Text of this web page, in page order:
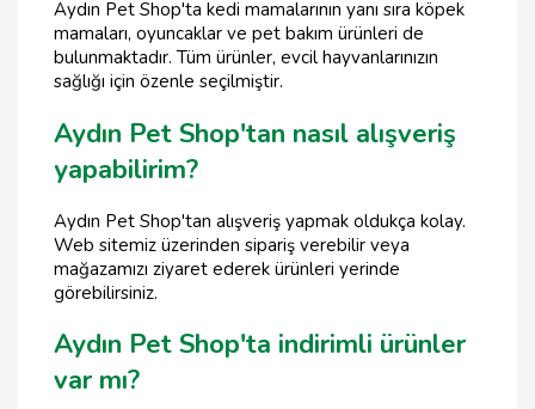
Aydın Pet Shop'ta kedi mamalarının yanı sıra köpek
mamaları, oyuncaklar ve pet bakım ürünleri de
bulunmaktadır. Tüm ürünler, evcil hayvanlarınızın
sağlığı için özenle seçilmiştir.
Aydın Pet Shop'tan nasıl alışveriş
yapabilirim?
Aydın Pet Shop'tan alışveriş yapmak oldukça kolay.
Web sitemiz üzerinden sipariş verebilir veya
mağazamızı ziyaret ederek ürünleri yerinde
görebilirsiniz.
Aydın Pet Shop'ta indirimli ürünler
var mı?